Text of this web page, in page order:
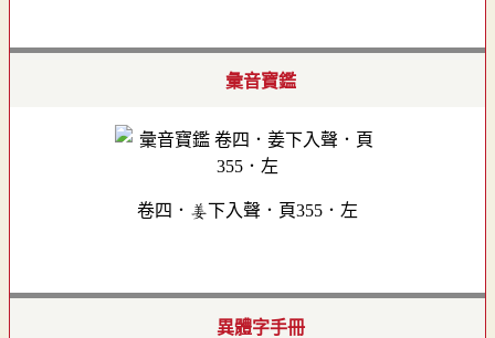
彙音寶鑑
卷四．姜下入聲．頁355．左
異體字手冊